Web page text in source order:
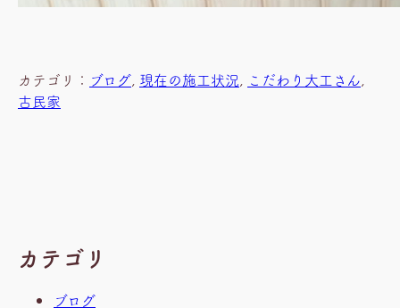
カテゴリ： ブログ, 現在の施工状況, こだわり大工さん
古民家
カテゴリ
ブログ